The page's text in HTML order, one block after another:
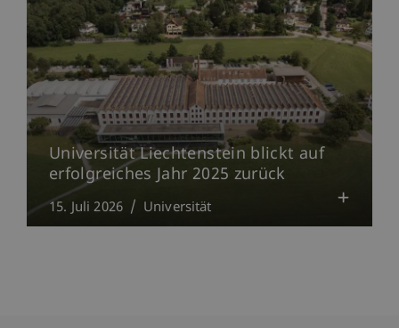
Universität Liechtenstein blickt auf
erfolgreiches Jahr 2025 zurück
15. Juli 2026 Universität